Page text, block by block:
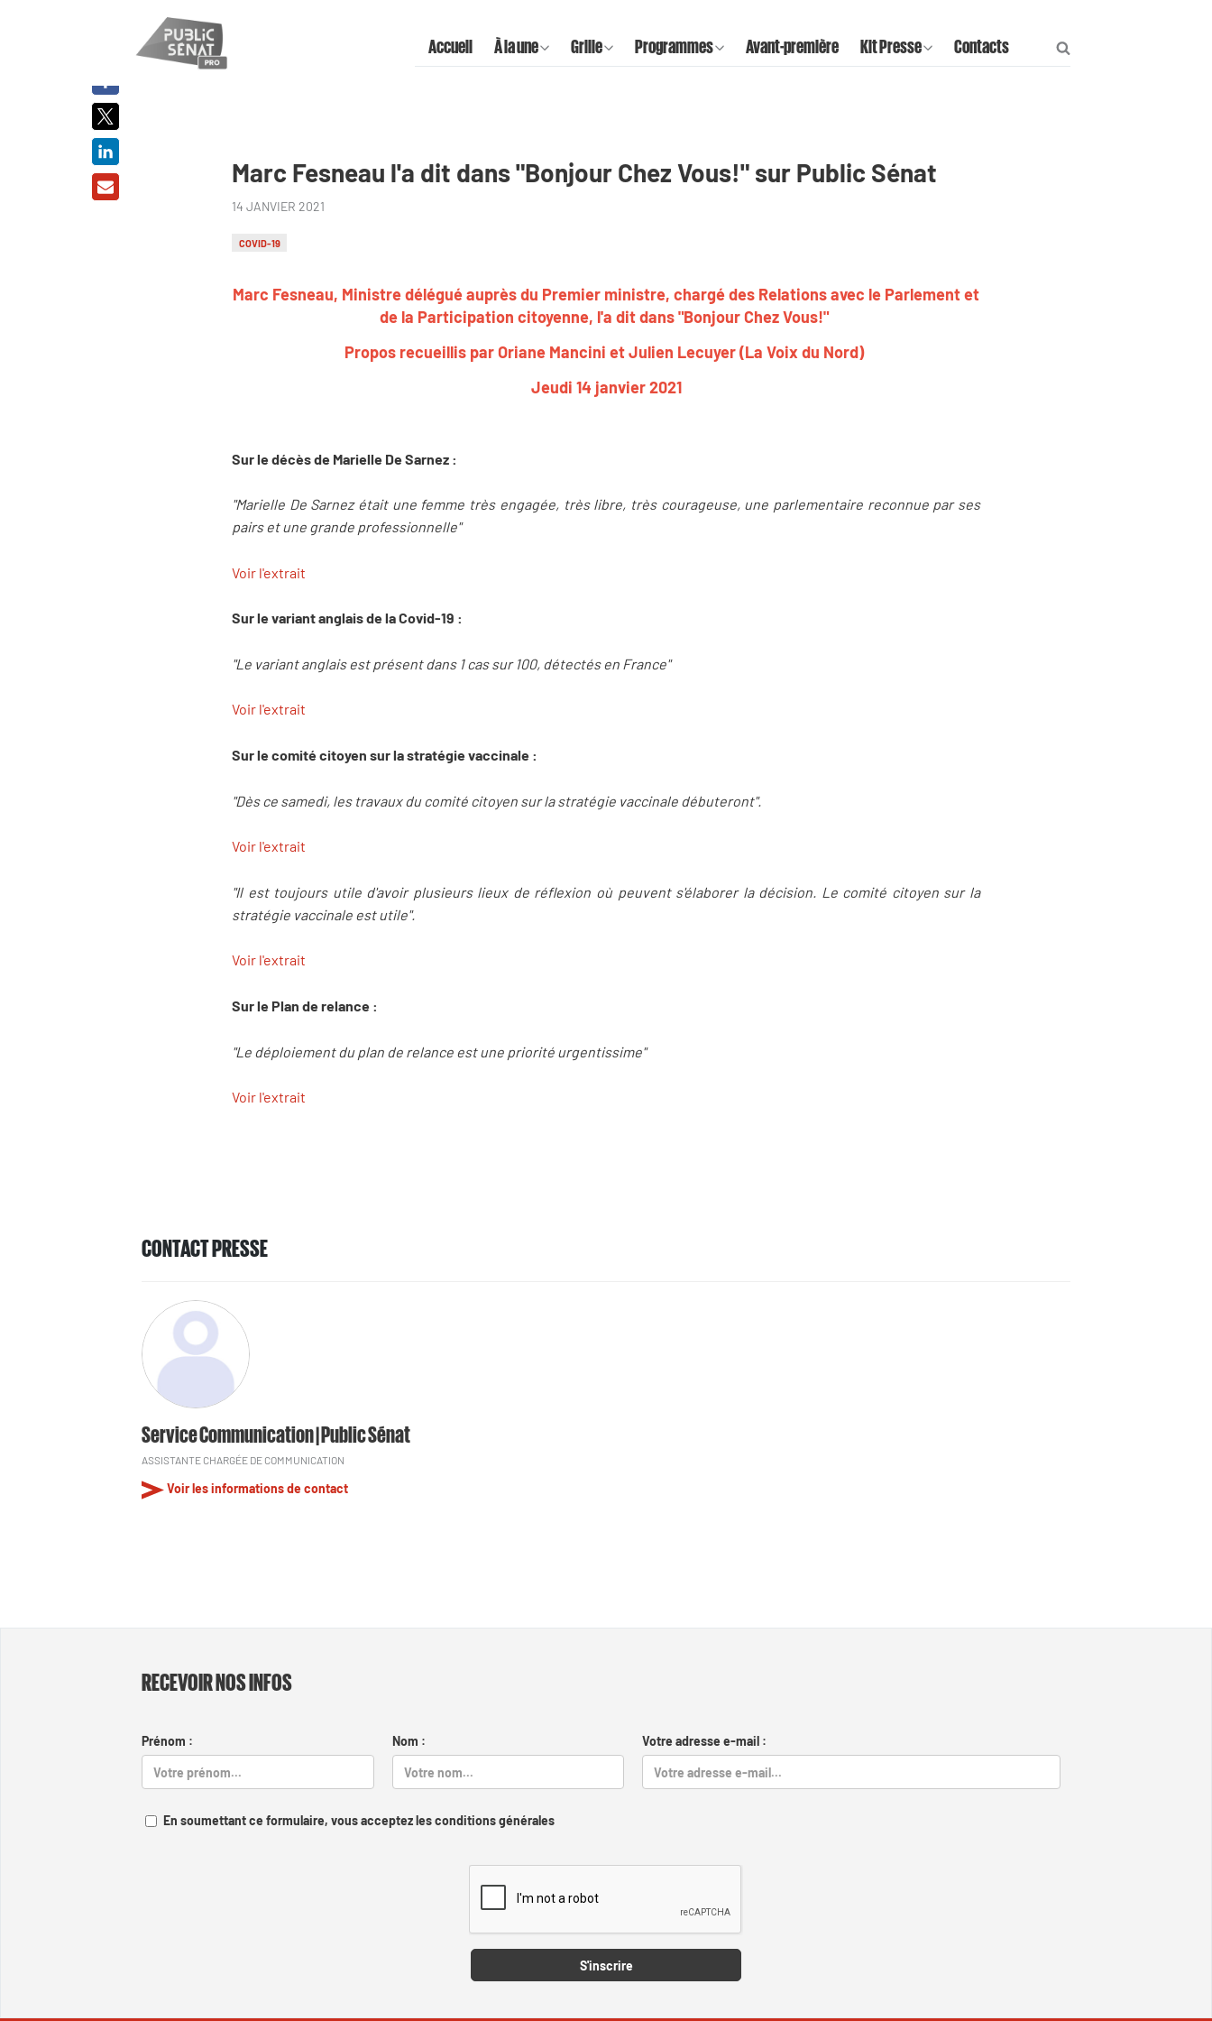
Accueil À la une Grille Programmes Avant-première Kit Presse Contacts
Marc Fesneau l'a dit dans "Bonjour Chez Vous!" sur Public Sénat
14 JANVIER 2021
COVID-19
Marc Fesneau, Ministre délégué auprès du Premier ministre, chargé des Relations avec le Parlement et
de la Participation citoyenne, l'a dit dans "Bonjour Chez Vous!"
Propos recueillis par Oriane Mancini et Julien Lecuyer (La Voix du Nord)
Jeudi 14 janvier 2021
Sur le décès de Marielle De Sarnez :
"Marielle De Sarnez était une femme très engagée, très libre, très courageuse, une parlementaire reconnue par ses
pairs et une grande professionnelle"
Voir l'extrait
Sur le variant anglais de la Covid-19 :
"Le variant anglais est présent dans 1 cas sur 100, détectés en France"
Voir l'extrait
Sur le comité citoyen sur la stratégie vaccinale :
"Dès ce samedi, les travaux du comité citoyen sur la stratégie vaccinale débuteront".
Voir l'extrait
"Il est toujours utile d'avoir plusieurs lieux de réflexion où peuvent s'élaborer la décision. Le comité citoyen sur la
stratégie vaccinale est utile".
Voir l'extrait
Sur le Plan de relance :
"Le déploiement du plan de relance est une priorité urgentissime"
Voir l'extrait
CONTACT PRESSE
Service Communication | Public Sénat
ASSISTANTE CHARGÉE DE COMMUNICATION
Voir les informations de contact
RECEVOIR NOS INFOS
Prénom : Nom : Votre adresse e-mail :
En soumettant ce formulaire, vous acceptez les conditions générales
S'inscrire